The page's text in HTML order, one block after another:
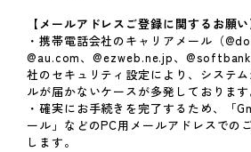
【メールアドレスご登録に関するお願い
・携帯電話会社のキャリアメール（
@au.com、@ezweb.ne.jp、
社のセキュリティ設定により、システ
ルが届かないケースが多発しております
・確実にお手続きを完了するため、「
ール」などのPC用メールアドレスでの
します。